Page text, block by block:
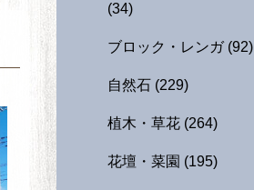
(34)
ブロック・レンガ (92)
自然石 (229)
植木・草花 (264)
花壇・菜園 (195)